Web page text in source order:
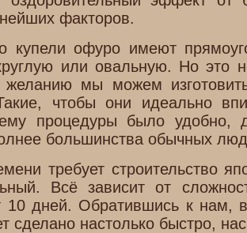
факторов.
купели офуро имеют
или овальную. Но это
мы можем
чтобы они идеально
процедуры было удобно,
большинства обычных
требует строительство
Всё зависит от
10 дней. Обратившись к нам,
сделано настолько быстро,